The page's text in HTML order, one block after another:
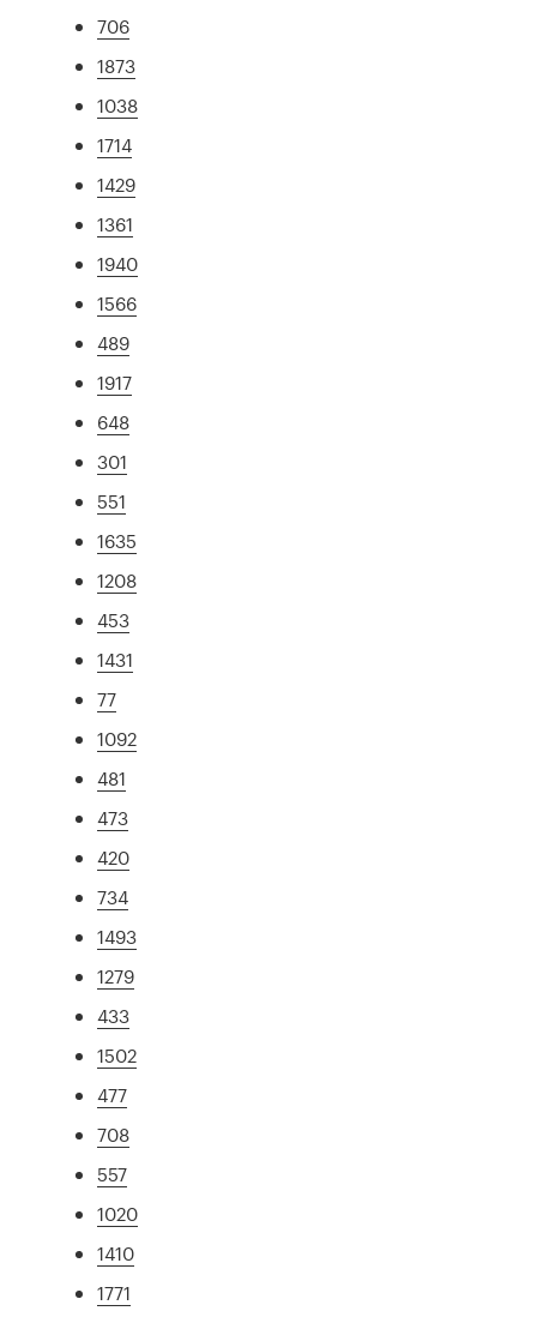
706
1873
1038
1714
1429
1361
1940
1566
489
1917
648
301
551
1635
1208
453
1431
77
1092
481
473
420
734
1493
1279
433
1502
477
708
557
1020
1410
1771